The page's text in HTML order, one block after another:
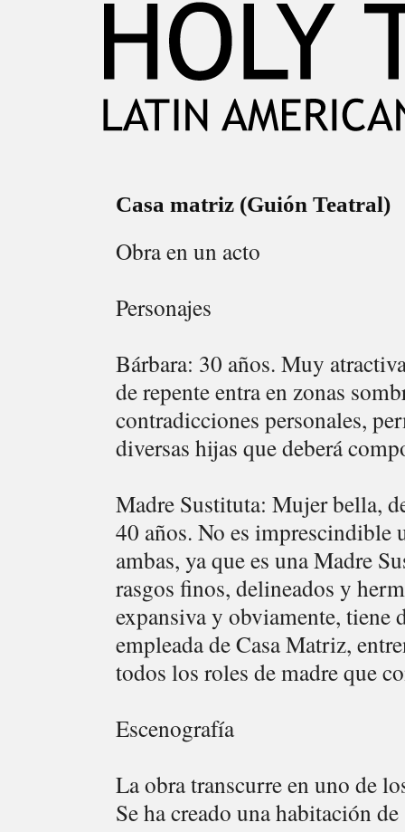
Casa matriz (Guión Teatral)
Obra en un acto
Personajes
Bárbara: 30 años. Muy
de repente entra en zonas
contradicciones personales,
diversas hijas que deberá
Madre Sustituta: Mujer bella,
40 años. No es imprescindible
ambas, ya que es una Madre
rasgos finos, delineados y
expansiva y obviamente, tiene
empleada de Casa Matriz,
todos los roles de madre que
Escenografía
La obra transcurre en uno de
Se ha creado una habitación